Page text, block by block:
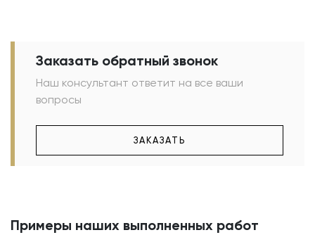
Заказать обратный звонок
Наш консультант ответит на все ваши
вопросы
ЗАКАЗАТЬ
Примеры наших выполненных работ